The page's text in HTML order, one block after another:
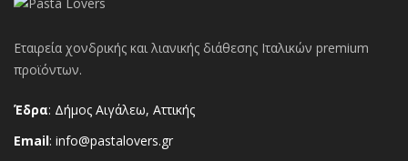
Εταιρεία χονδρικής και λιανικής διάθεσης Ιταλικών premium
προϊόντων.
Έδρα: Δήμος Αιγάλεω, Αττικής
Email: info@pastalovers.gr